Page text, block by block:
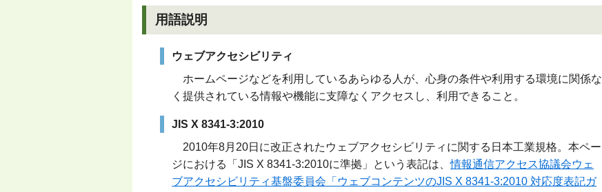
用語説明
ウェブアクセシビリティ
ホームページなどを利用しているあらゆる人が、心身の条件や利用する環境に関係な
く提供されている情報や機能に支障なくアクセスし、利用できること。
JIS X 8341-3:2010
2010年8月20日に改正されたウェブアクセシビリティに関する日本工業規格。本ペー
ジにおける「JIS X 8341-3:2010に準拠」という表記は、情報通信アクセス協議会ウェ
ブアクセシビリティ基盤委員会「ウェブコンテンツのJIS X 8341-3:2010 対応度表記ガ